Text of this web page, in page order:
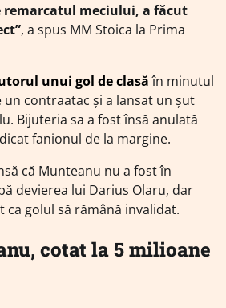
remarcatul meciului, a făcut
, a spus MM Stoica la Prima
unui gol de clasăîn minutul
un contraatac și a lansat un șut
Bijuteria sa a fost însă anulată
fanionul de la margine.
că Munteanu nu a fost în
devierea lui Darius Olaru, dar
ca golul să rămână invalidat.
cotat la 5 milioane